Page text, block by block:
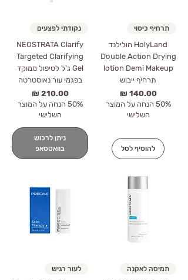
תרחיף כיסוי
HolyLand הולילנד
Double Action Drying
lotion Demi Makeup
תרחיף ייבוש
מחיר‏140.00 ‏₪
50% הנחה על המוצר
השלישי
להוסיף לסל
נקודתי לפצעים
NEOSTRATA Clarify
Targeted Clarifying
Gel ג'ל לטיפול ממוקד
בפגמי עור נאוסטרטה
מחיר‏210.00 ‏₪
50% הנחה על המוצר
השלישי
ניתן לרכוש
בוואטסאפ
תמיסה לאקנה לעור רגיש